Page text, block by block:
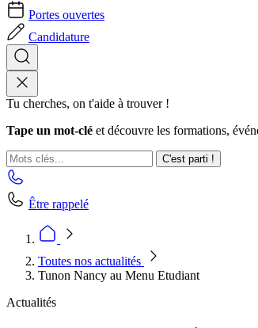
Portes ouvertes
Candidature
Tu cherches, on t'aide à trouver !
Tape un mot-clé et découvre les formations,
C'est parti !
Être rappelé
Toutes nos actualités
Tunon Nancy au Menu Etudiant
Actualités